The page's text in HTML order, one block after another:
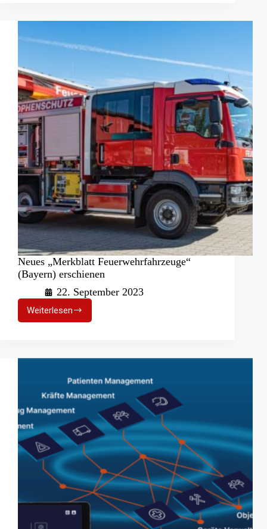
sparsam
autark
Neues „Merkblatt Feuerwehrfahrzeuge“
(Bayern) erschienen
22. September 2023
Weiterlesen
Neues
„Merkblatt
erschienen